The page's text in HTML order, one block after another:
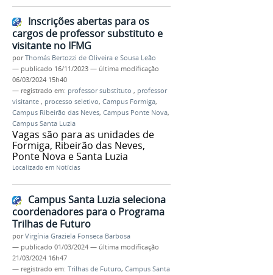
Inscrições abertas para os
cargos de professor substituto e
visitante no IFMG
porThomás Bertozzi de Oliveira e Sousa Leão
— publicado 16/11/2023 — última modificação
06/03/2024 15h40
— registrado em: professor substituto , professor
visitante , processo seletivo, Campus Formiga,
Campus Ribeirão das Neves, Campus Ponte Nova,
Campus Santa Luzia
Vagas são para as unidades de
Formiga, Ribeirão das Neves,
Ponte Nova e Santa Luzia
Localizado em Notícias
Campus Santa Luzia seleciona
coordenadores para o Programa
Trilhas de Futuro
porVirgínia Graziela Fonseca Barbosa
— publicado 01/03/2024 — última modificação
21/03/2024 16h47
— registrado em: Trilhas de Futuro, Campus Santa